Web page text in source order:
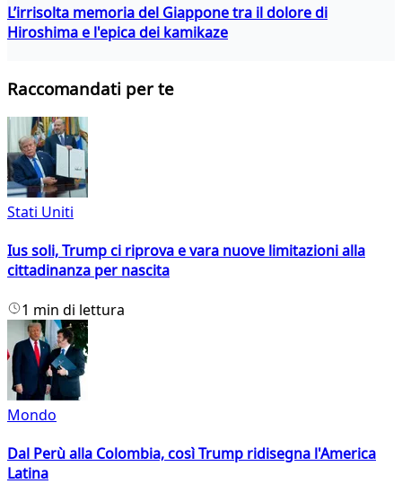
L’irrisolta memoria del Giappone tra il dolore di
Hiroshima e l'epica dei kamikaze
Raccomandati per te
Stati Uniti
Ius soli, Trump ci riprova e vara nuove limitazioni alla
cittadinanza per nascita
1 min di lettura
Mondo
Dal Perù alla Colombia, così Trump ridisegna l'America
Latina